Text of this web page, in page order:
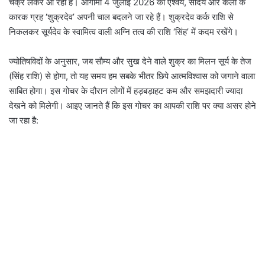
कारक ग्रह ‘शुक्रदेव’ अपनी चाल बदलने जा रहे हैं। शुक्रदेव कर्क राशि से
निकलकर सूर्यदेव के स्वामित्व वाली अग्नि तत्व की राशि ‘सिंह’ में कदम रखेंगे।
ज्योतिषविदों के अनुसार, जब सौम्य और सुख देने वाले शुक्र का मिलन सूर्य के तेज
(सिंह राशि) से होगा, तो यह समय हम सबके भीतर छिपे आत्मविश्वास को जगाने वाला
साबित होगा। इस गोचर के दौरान लोगों में हड़बड़ाहट कम और समझदारी ज्यादा
देखने को मिलेगी। आइए जानते हैं कि इस गोचर का आपकी राशि पर क्या असर होने
जा रहा है: